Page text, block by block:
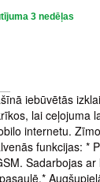
3 nedēļas
iebūvētās
lai ceļojuma
internetu.
funkcijas: *
Sadarbojas ar